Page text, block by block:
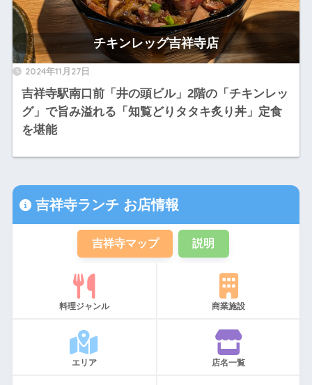
2024年11月27日
吉祥寺駅南口前「井の頭ビル」2階の「チキンレッ
グ」で旨み溢れる「知覧どりタタキ炙り丼」定食
を堪能
チキンレッグ吉祥寺店
吉祥寺ランチ お店情報
吉祥寺マップ 説明
料理ジャンル 商業施設
エリア 店名一覧